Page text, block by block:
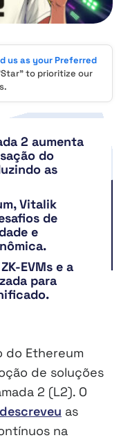
us as your Preferred
to prioritize our
2 aumenta
do
as
Vitalik
de
e
EVMs e a
para
do Ethereum
de soluções
2 (L2). O
descreveu as
na